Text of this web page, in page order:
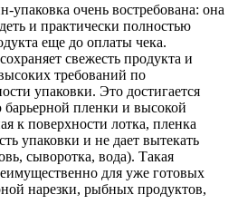
упаковка очень востребована: она
и практически полностью
еще до оплаты чека.
свежесть продукта и
требований по
упаковки. Это достигается
барьерной пленки и высокой
к поверхности лотка, пленка
упаковки и не дает вытекать
сыворотка, вода). Такая
для уже готовых
нарезки, рыбных продуктов,